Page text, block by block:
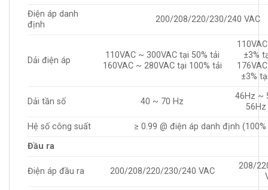
Điện áp danh
định
200/208/220/230/240 VAC
Dải điện áp
110VAC ~ 300VAC tại 50% tải
160VAC ~ 280VAC tại 100% tải
±3%
±3%
Dải tần số 40 ~ 70 Hz
46Hz ~
Hệ số công suất
≥ 0.99 @ điện áp danh định
Đầu ra
Điện áp đầu ra 200/208/220/230/240 VAC
208/